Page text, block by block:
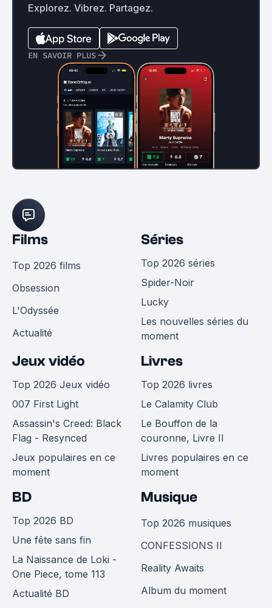
Explorez. Vibrez. Partagez.
EN SAVOIR PLUS
Films
Top 2026 films
Obsession
L'Odyssée
Actualité
Séries
Top 2026 séries
Spider-Noir
Lucky
Les nouvelles séries du
moment
Jeux vidéo
Top 2026 Jeux vidéo
007 First Light
Assassin's Creed: Black
Flag - Resynced
Jeux populaires en ce
moment
Livres
Top 2026 livres
Le Calamity Club
Le Bouffon de la
couronne, Livre II
Livres populaires en ce
moment
BD
Top 2026 BD
Une fête sans fin
La Naissance de Loki -
One Piece, tome 113
Actualité BD
Musique
Top 2026 musiques
CONFESSIONS II
Reality Awaits
Album du moment